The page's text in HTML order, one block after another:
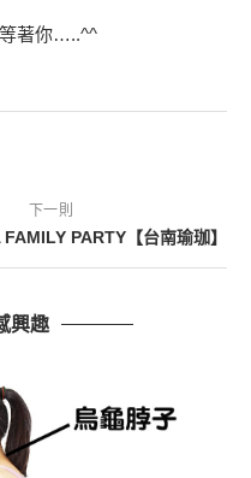
著你…..^^
下一則
PARTY【台南瑜珈】
興趣